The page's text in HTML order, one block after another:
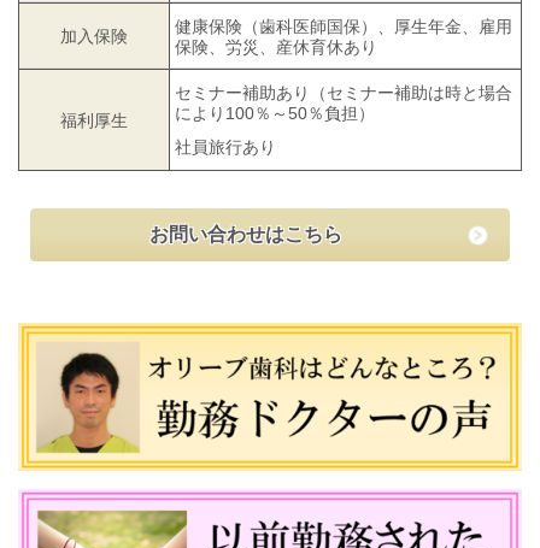
加入保険
健康保険（歯科医師国保）、厚生年金、雇用
保険、労災、産休育休あり
福利厚生
セミナー補助あり（セミナー補助は時と場合
により100％～50％負担）
社員旅行あり
お問い合わせはこちら